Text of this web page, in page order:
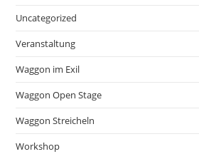
Uncategorized
Veranstaltung
Waggon im Exil
Waggon Open Stage
Waggon Streicheln
Workshop